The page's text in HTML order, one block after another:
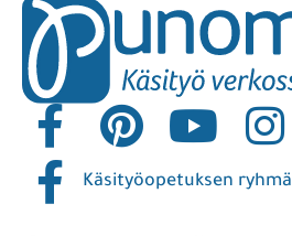
Käsityöopetuksen ryhmä